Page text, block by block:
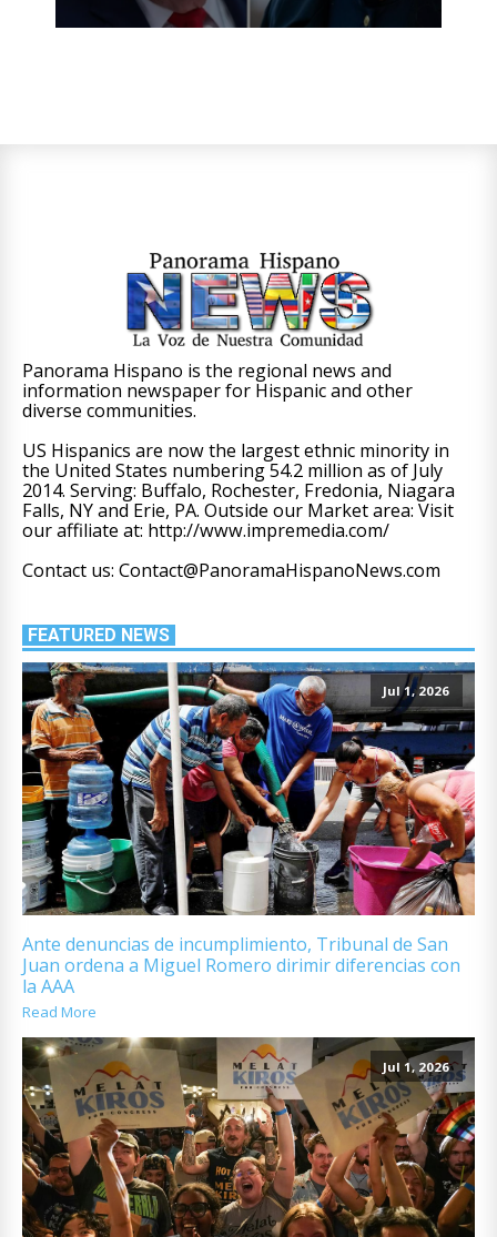
Panorama Hispano is the regional news and
information newspaper for Hispanic and other
diverse communities.
US Hispanics are now the largest ethnic minority in
the United States numbering 54.2 million as of July
2014. Serving: Buffalo, Rochester, Fredonia, Niagara
Falls, NY and Erie, PA. Outside our Market area: Visit
our affiliate at: http://www.impremedia.com/
Contact us: Contact@PanoramaHispanoNews.com
FEATURED NEWS
Jul 1, 2026
Ante denuncias de incumplimiento, Tribunal de San
Juan ordena a Miguel Romero dirimir diferencias con
la AAA
Read More
Jul 1, 2026